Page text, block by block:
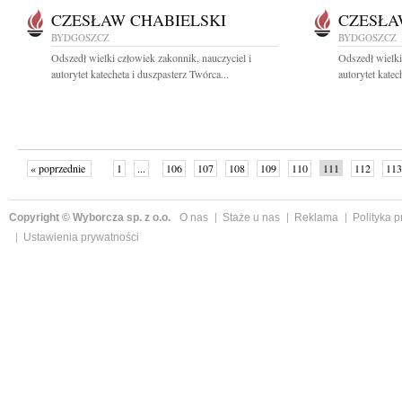
CZESŁAW CHABIELSKI
BYDGOSZCZ
Odszedł wielki człowiek zakonnik, nauczyciel i
autorytet katecheta i duszpasterz Twórca...
BYDGOSZCZ
Odszedł
autorytet
« poprzednie 1 ... 106 107 108 109 110 111 112
113
Copyright © Wyborcza sp. z o.o. O nas Staże u nas Reklama
Polityka
Ustawienia prywatności